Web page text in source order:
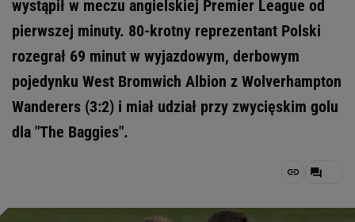
wystąpił w meczu angielskiej Premier League od
pierwszej minuty. 80-krotny reprezentant Polski
rozegrał 69 minut w wyjazdowym, derbowym
pojedynku West Bromwich Albion z Wolverhampton
Wanderers (3:2) i miał udział przy zwycięskim golu
dla "The Baggies".